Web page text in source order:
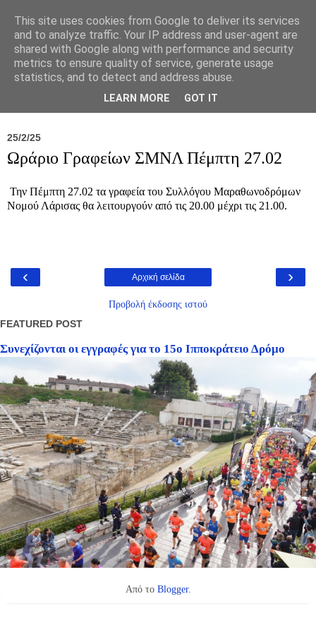
Σύλλογος Ιπποκράτειος
25/2/25
Ωράριο Γραφείων ΣΜΝΛ Πέμπτη 27.02
Την Πέμπτη 27.02 τα γραφεία του Συλλόγου Μαραθωνοδρόμων
Νομού Λάρισας θα λειτουργούν από τις 20.00 μέχρι τις 21.00.
‹ ›
Αρχική σελίδα
Προβολή έκδοσης ιστού
FEATURED POST
Συνεχίζονται οι εγγραφές για το 15ο Ιπποκράτειο Δρόμο
Από το Blogger.
This site uses cookies from Google to deliver its services
and to analyze traffic. Your IP address and user-agent are
shared with Google along with performance and security
metrics to ensure quality of service, generate usage
statistics, and to detect and address abuse.
LEARN MORE GOT IT